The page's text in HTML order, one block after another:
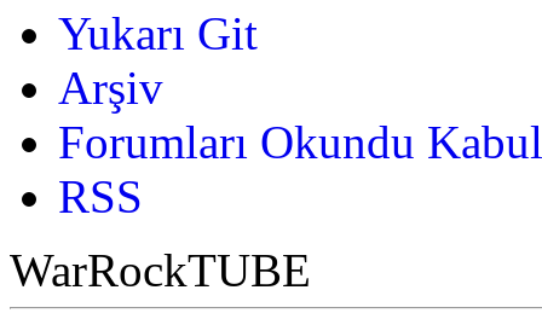
Yukarı Git
Arşiv
Forumları Okundu
RSS
WarRockTUBE